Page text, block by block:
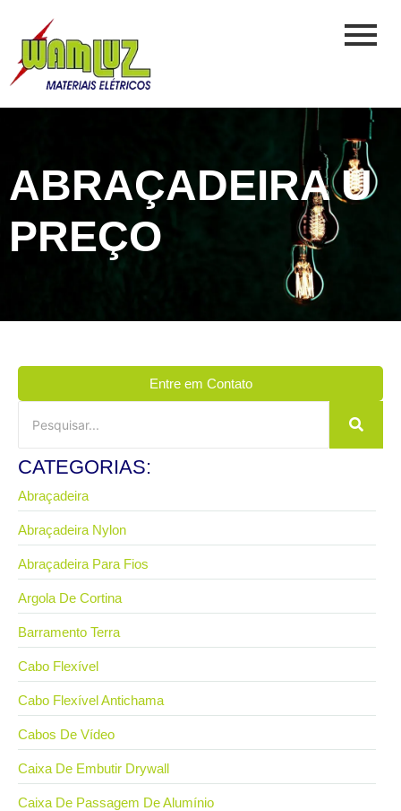
ABRAÇADEIRA U
PREÇO
Entre em Contato
CATEGORIAS:
Abraçadeira
Abraçadeira Nylon
Abraçadeira Para Fios
Argola De Cortina
Barramento Terra
Cabo Flexível
Cabo Flexível Antichama
Cabos De Vídeo
Caixa De Embutir Drywall
Caixa De Passagem De Alumínio